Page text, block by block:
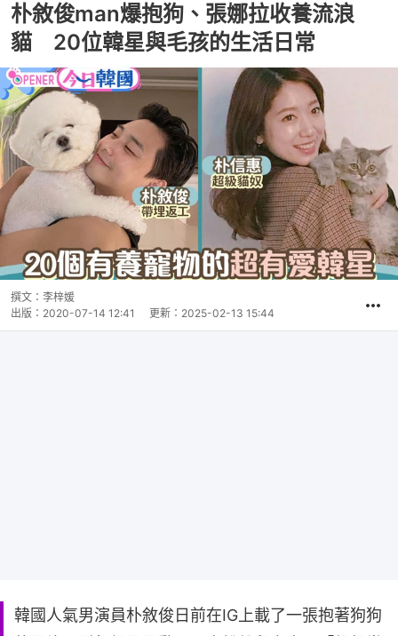
朴敘俊man爆抱狗、張娜拉收養流浪
貓 20位韓星與毛孩的生活日常
撰文： 李梓媛
出版： 2020-07-14 12:41 更新： 2025-02-13 15:44
韓國人氣男演員朴敘俊日前在IG上載了一張抱著狗狗